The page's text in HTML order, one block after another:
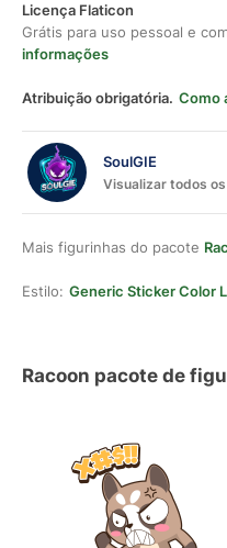
Licença Flaticon
Grátis para uso pessoal e
informações
Atribuição obrigatória. Como
SoulGIE
Visualizar todos
Mais figurinhas do pacote
Estilo: Generic Sticker Color
Racoon pacote de